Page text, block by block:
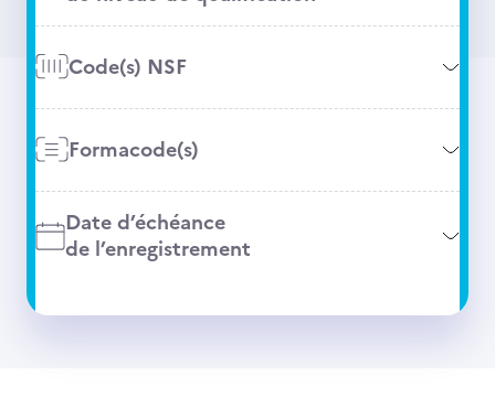
Code(s) NSF
Formacode(s)
Date d’échéance
de l’enregistrement